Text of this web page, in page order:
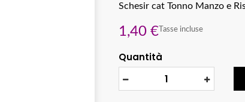
Schesir cat Tonno Manzo e
1,40 € Tasse incluse
Quantità